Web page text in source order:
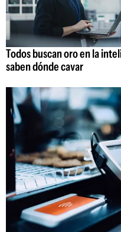
Todos buscan oro en la
saben dónde cavar